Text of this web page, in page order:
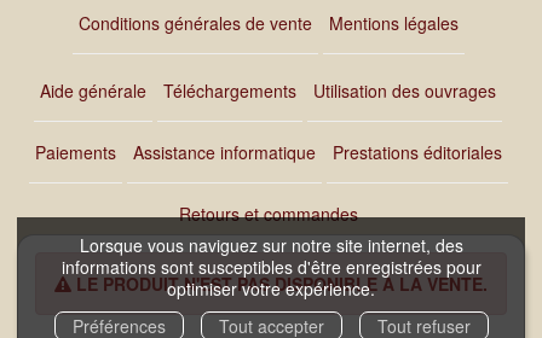
Lorsque vous naviguez sur notre site internet, des
informations sont susceptibles d'être enregistrées pour
optimiser votre expérience.
Préférences
Tout accepter Tout refuser
LE PRODUIT N'EST PAS DISPONIBLE À LA VENTE.
Conditions générales de vente Mentions légales
Aide générale Téléchargements Utilisation des ouvrages
Paiements Assistance informatique Prestations éditoriales
Retours et commandes
Copyright © 2026 Éditions AO - André Odemard - Maison d'édition
indépendante et Nuxos Publishing Technologies.
IziBook®etIziBooks®